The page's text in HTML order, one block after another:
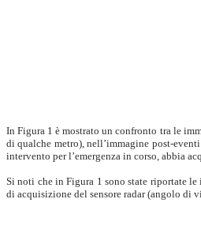
In Figura 1 è mostrato un confronto tra le
di qualche metro), nell’immagine post-
intervento per l’emergenza in corso, abbia
Si noti che in Figura 1 sono state riportate
di acquisizione del sensore radar (angolo di